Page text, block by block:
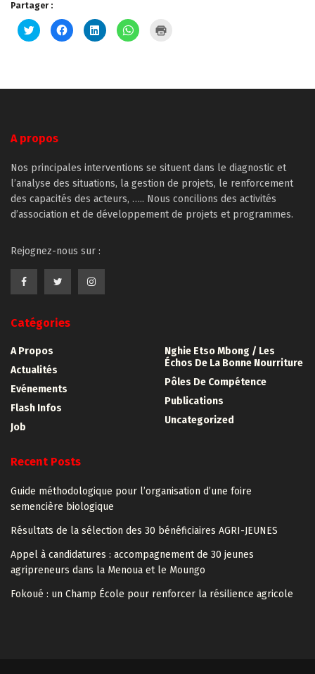
Partager :
Cliquez
pour
partager
nouvelle
Cliquez
pour
partager
nouvelle
Cliquez
pour
partager
nouvelle
Cliquez
pour
nouvelle
A propos
Nos principales interventions se situent dans le diagnostic et
l’analyse des situations, la gestion de projets, le renforcement
des capacités des acteurs, ….. Nous concilions des activités
d’association et de développement de projets et programmes.
Rejognez-nous sur :
Catégories
A Propos
Actualités
Evénements
Flash Infos
Job
Nghie Etso Mbong / Les
Échos De La Bonne Nourriture
Pôles De Compétence
Publications
Uncategorized
Recent Posts
Guide méthodologique pour l’organisation d’une foire
semencière biologique
Résultats de la sélection des 30 bénéficiaires AGRI-JEUNES
Appel à candidatures : accompagnement de 30 jeunes
agripreneurs dans la Menoua et le Moungo
Fokoué : un Champ École pour renforcer la résilience agricole